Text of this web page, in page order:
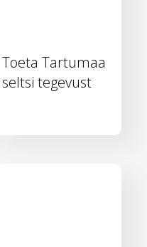
Toeta Tartumaa
seltsi tegevust